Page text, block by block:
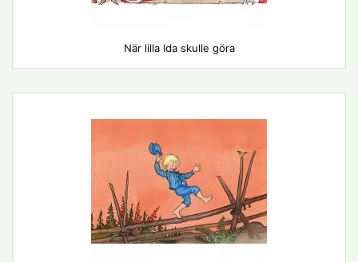
När lilla Ida skulle göra